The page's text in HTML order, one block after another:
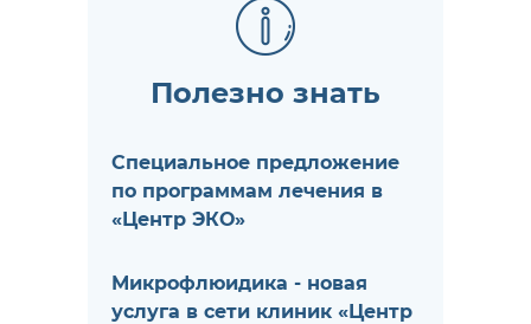
Полезно знать
Специальное предложение
по программам лечения в
«Центр ЭКО»
Микрофлюидика - новая
услуга в сети клиник «Центр